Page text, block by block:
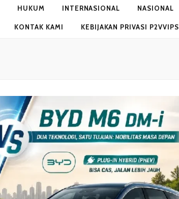
HUKUM INTERNASIONAL NASIONAL
KONTAK KAMI KEBIJAKAN PRIVASI P2VVIPS